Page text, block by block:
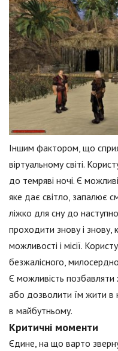
Іншим фактором, що
віртуальному світі.
до темряві ночі. Є
яке дає світло, запалює
ліжко для сну до
проходити знову і знову,
можливості і місії.
безжалісного,
Є можливість
або дозволити їм жити в
в майбутньому.
Критичні моменти
Єдине, на що варто